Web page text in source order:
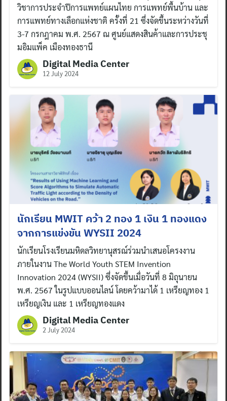
วิชาการประจำปีการแพทย์แผนไทย การแพทย์พื้นบ้าน และ
การแพทย์ทางเลือกแห่งชาติ ครั้งที่ 21 ซึ่งจัดขึ้นระหว่างวันที่
3-7 กรกฎาคม พ.ศ. 2567 ณ ศูนย์แสดงสินค้าและการประชุ
มอิมแพ็ค เมืองทองธานี
Digital Media Center
12 July 2024
นักเรียน MWIT คว้า 2 ทอง 1 เงิน 1 ทองแดง
จากการแข่งขัน WYSII 2024
นักเรียนโรงเรียนมหิดลวิทยานุสรณ์ร่วมนำเสนอโครงงาน
ภายในงาน The World Youth STEM Invention
Innovation 2024 (WYSII) ซึ่งจัดขึ้นเมื่อวันที่ 8 มิถุนายน
พ.ศ. 2567 ในรูปแบบออนไลน์ โดยคว้ามาได้ 1 เหรียญทอง 1
เหรียญเงิน และ 1 เหรียญทองแดง
Digital Media Center
2 July 2024